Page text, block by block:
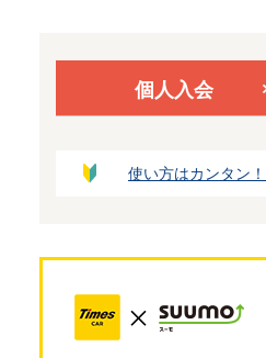
個人入会
使い方はカンタン